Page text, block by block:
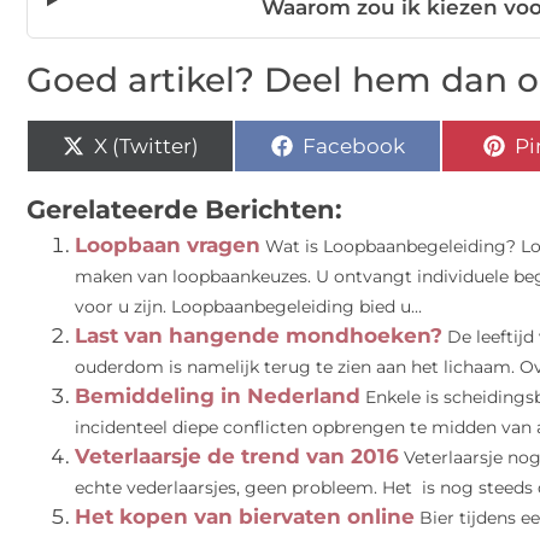
Waarom zou ik kiezen
Goed artikel? Deel hem dan
X (Twitter) Facebook
Gerelateerde Berichten:
Loopbaan vragen Wat is Loopbaanbegeleiding?
maken van loopbaankeuzes. U ontvangt individuele
voor u zijn. Loopbaanbegeleiding bied u...
Last van hangende mondhoeken? De leeftijd
ouderdom is namelijk terug te zien aan het lichaam.
Bemiddeling in Nederland Enkele is
incidenteel diepe conflicten opbrengen te midden van
Veterlaarsje de trend van 2016 Veterlaarsje
echte vederlaarsjes, geen probleem. Het is nog steeds
Het kopen van biervaten online Bier tijdens